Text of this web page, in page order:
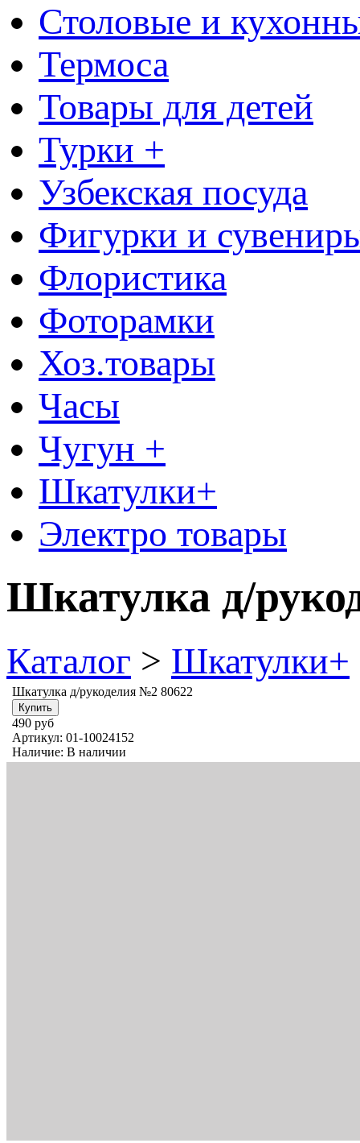
Столовые и
Термоса
Товары для детей
Турки +
Узбекская посуда
Фигурки и
Флористика
Фоторамки
Хоз.товары
Часы
Чугун +
Шкатулки+
Электро товары
Шкатулка д/
Каталог > Шкатулки+
Шкатулка д/рукоделия №2 80622
490 руб
Артикул: 01-10024152
Наличие: В наличии